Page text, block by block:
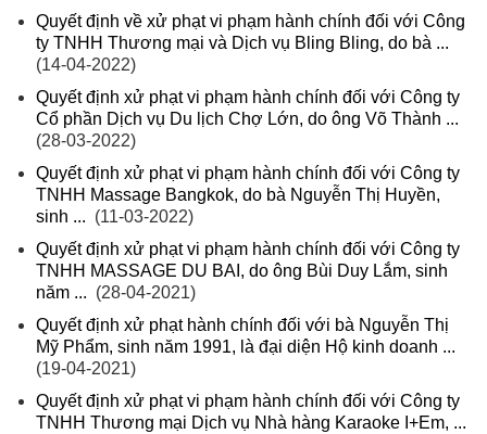
Quyết định về xử phạt vi phạm hành chính đối với Công
ty TNHH Thương mại và Dịch vụ Bling Bling, do bà ...
(14-04-2022)
Quyết định xử phạt vi phạm hành chính đối với Công ty
Cổ phần Dịch vụ Du lịch Chợ Lớn, do ông Võ Thành ...
(28-03-2022)
Quyết định xử phạt vi phạm hành chính đối với Công ty
TNHH Massage Bangkok, do bà Nguyễn Thị Huyền,
sinh ... (11-03-2022)
Quyết định xử phạt vi phạm hành chính đối với Công ty
TNHH MASSAGE DU BAI, do ông Bùi Duy Lắm, sinh
năm ... (28-04-2021)
Quyết định xử phạt hành chính đối với bà Nguyễn Thị
Mỹ Phẩm, sinh năm 1991, là đại diện Hộ kinh doanh ...
(19-04-2021)
Quyết định xử phạt vi phạm hành chính đối với Công ty
TNHH Thương mại Dịch vụ Nhà hàng Karaoke I+Em, ...